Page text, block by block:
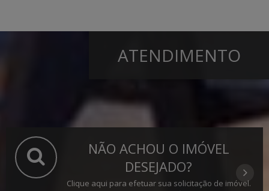
ATENDIMENTO
NÃO ACHOU O IMÓVEL
DESEJADO?
Clique aqui para efetuar sua solicitação de imóvel.